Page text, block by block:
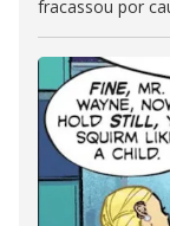
fracassou por